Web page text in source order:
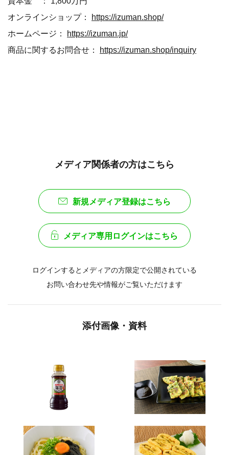
オンラインショップ： https://izuman.shop/
ホームページ： https://izuman.jp/
商品に関するお問合せ： https://izuman.shop/inquiry
メディア関係者の方はこちら
新規メディア登録はこちら
メディア専用ログインはこちら
ログインするとメディアの方限定で公開されている
お問い合わせ先や情報がご覧いただけます
添付画像・資料